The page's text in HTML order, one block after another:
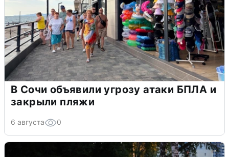
В Сочи объявили угрозу атаки БПЛА и
закрыли пляжи
6 августа 0